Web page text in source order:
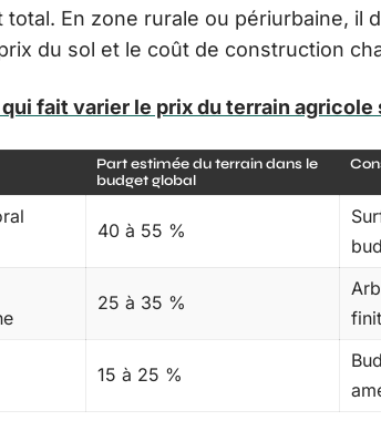
total. En zone rurale ou périurbaine, il
du sol et le coût de construction
qui fait varier le prix du terrain agricole
Part estimée du terrain dans le
budget global
40 à 55 %
25 à 35 %
15 à 25 %